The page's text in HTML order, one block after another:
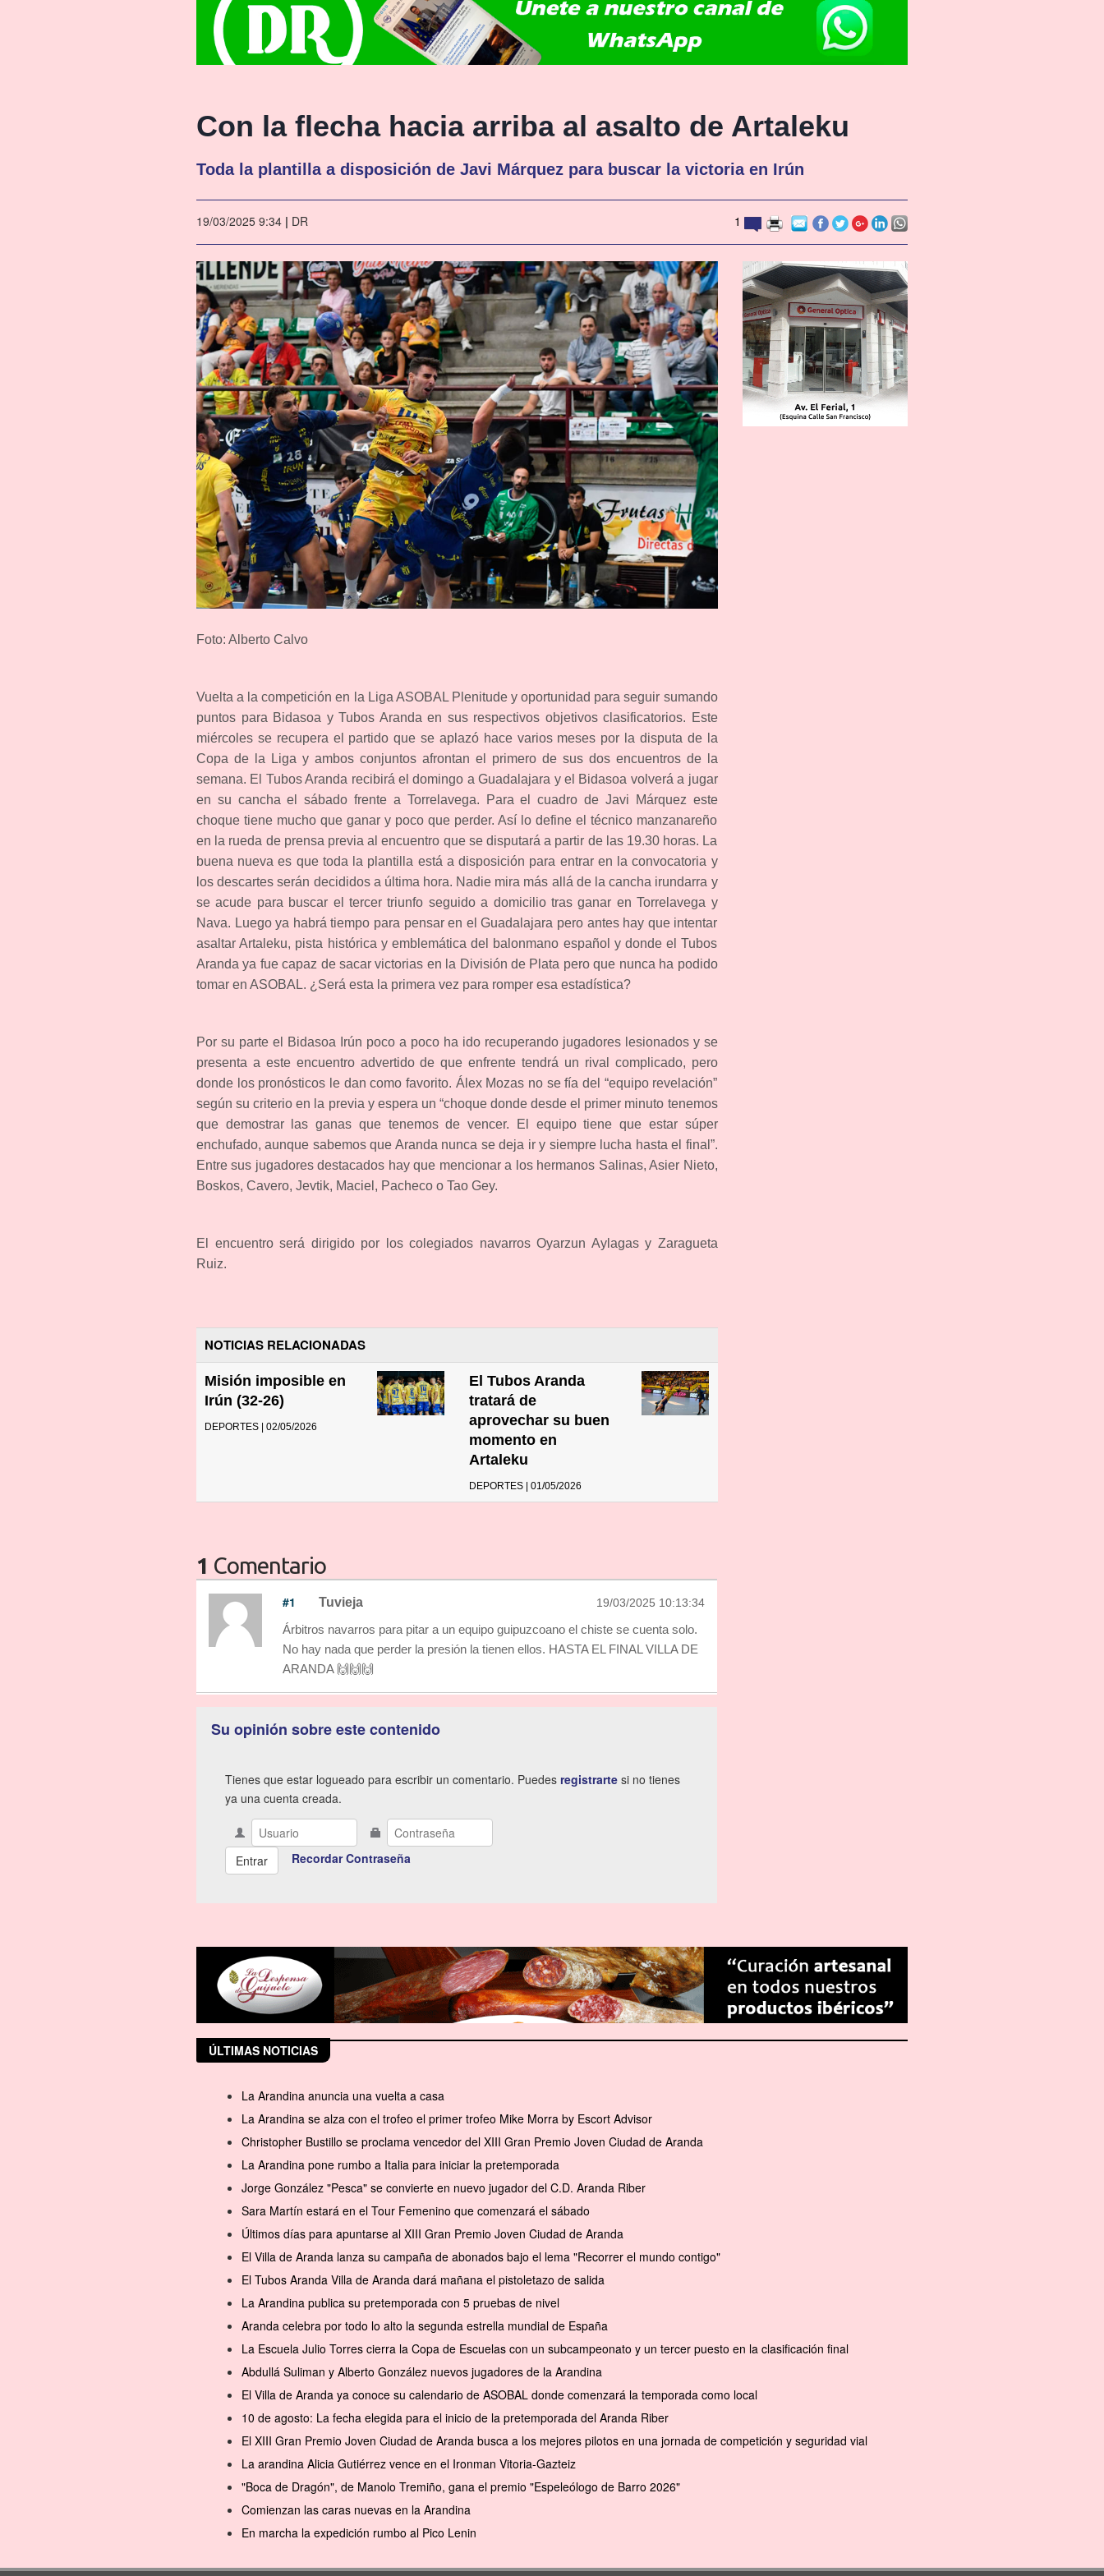
Con la flecha hacia arriba al asalto de Artaleku
Toda la plantilla a disposición de Javi Márquez para buscar la victoria en Irún
19/03/2025 9:34 | DR 1
Foto: Alberto Calvo
Vuelta a la competición en la Liga ASOBAL Plenitude y oportunidad para seguir sumando
puntos para Bidasoa y Tubos Aranda en sus respectivos objetivos clasificatorios. Este
miércoles se recupera el partido que se aplazó hace varios meses por la disputa de la
Copa de la Liga y ambos conjuntos afrontan el primero de sus dos encuentros de la
semana. El Tubos Aranda recibirá el domingo a Guadalajara y el Bidasoa volverá a jugar
en su cancha el sábado frente a Torrelavega. Para el cuadro de Javi Márquez este
choque tiene mucho que ganar y poco que perder. Así lo define el técnico manzanareño
en la rueda de prensa previa al encuentro que se disputará a partir de las 19.30 horas. La
buena nueva es que toda la plantilla está a disposición para entrar en la convocatoria y
los descartes serán decididos a última hora. Nadie mira más allá de la cancha irundarra y
se acude para buscar el tercer triunfo seguido a domicilio tras ganar en Torrelavega y
Nava. Luego ya habrá tiempo para pensar en el Guadalajara pero antes hay que intentar
asaltar Artaleku, pista histórica y emblemática del balonmano español y donde el Tubos
Aranda ya fue capaz de sacar victorias en la División de Plata pero que nunca ha podido
tomar en ASOBAL. ¿Será esta la primera vez para romper esa estadística?
Por su parte el Bidasoa Irún poco a poco ha ido recuperando jugadores lesionados y se
presenta a este encuentro advertido de que enfrente tendrá un rival complicado, pero
donde los pronósticos le dan como favorito. Álex Mozas no se fía del “equipo revelación”
según su criterio en la previa y espera un “choque donde desde el primer minuto tenemos
que demostrar las ganas que tenemos de vencer. El equipo tiene que estar súper
enchufado, aunque sabemos que Aranda nunca se deja ir y siempre lucha hasta el final”.
Entre sus jugadores destacados hay que mencionar a los hermanos Salinas, Asier Nieto,
Boskos, Cavero, Jevtik, Maciel, Pacheco o Tao Gey.
El encuentro será dirigido por los colegiados navarros Oyarzun Aylagas y Zaragueta
Ruiz.
NOTICIAS RELACIONADAS
Misión imposible en
Irún (32-26)
DEPORTES | 02/05/2026
El Tubos Aranda
tratará de
aprovechar su buen
momento en
Artaleku
DEPORTES | 01/05/2026
1 Comentario
#1 Tuvieja 19/03/2025 10:13:34
Árbitros navarros para pitar a un equipo guipuzcoano el chiste se cuenta solo.
No hay nada que perder la presión la tienen ellos. HASTA EL FINAL VILLA DE
ARANDA 🙌🙌🙌
Su opinión sobre este contenido
Tienes que estar logueado para escribir un comentario. Puedes registrarte si no tienes
ya una cuenta creada.
Recordar Contraseña
ÚLTIMAS NOTICIAS
La Arandina anuncia una vuelta a casa
La Arandina se alza con el trofeo el primer trofeo Mike Morra by Escort Advisor
Christopher Bustillo se proclama vencedor del XIII Gran Premio Joven Ciudad de Aranda
La Arandina pone rumbo a Italia para iniciar la pretemporada
Jorge González "Pesca" se convierte en nuevo jugador del C.D. Aranda Riber
Sara Martín estará en el Tour Femenino que comenzará el sábado
Últimos días para apuntarse al XIII Gran Premio Joven Ciudad de Aranda
El Villa de Aranda lanza su campaña de abonados bajo el lema "Recorrer el mundo contigo"
El Tubos Aranda Villa de Aranda dará mañana el pistoletazo de salida
La Arandina publica su pretemporada con 5 pruebas de nivel
Aranda celebra por todo lo alto la segunda estrella mundial de España
La Escuela Julio Torres cierra la Copa de Escuelas con un subcampeonato y un tercer puesto en la clasificación final
Abdullá Suliman y Alberto González nuevos jugadores de la Arandina
El Villa de Aranda ya conoce su calendario de ASOBAL donde comenzará la temporada como local
10 de agosto: La fecha elegida para el inicio de la pretemporada del Aranda Riber
El XIII Gran Premio Joven Ciudad de Aranda busca a los mejores pilotos en una jornada de competición y seguridad vial
La arandina Alicia Gutiérrez vence en el Ironman Vitoria-Gazteiz
"Boca de Dragón", de Manolo Tremiño, gana el premio "Espeleólogo de Barro 2026"
Comienzan las caras nuevas en la Arandina
En marcha la expedición rumbo al Pico Lenin